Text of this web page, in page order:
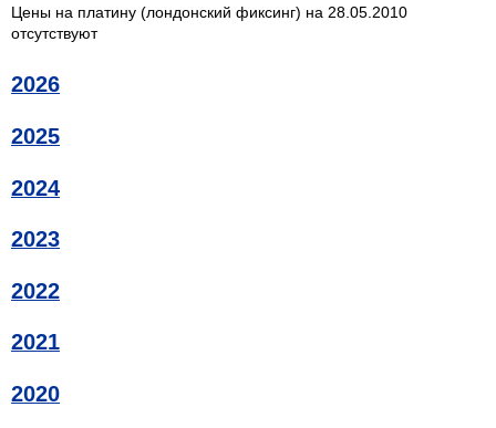
Цены на платину (лондонский фиксинг) на 28.05.2010
отсутствуют
2026
2025
2024
2023
2022
2021
2020